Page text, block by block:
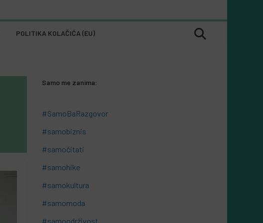
POLITIKA KOLAČIĆA (EU)
Samo me zanima:
#SamoBaRazgovor
#samobiznis
#samočitati
#samohike
#samokultura
#samomoda
#samoodrživost